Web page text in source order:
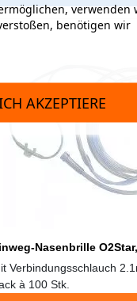
Nasenbrille
Verbindungsschlauch
à 100 Stk.
verwenden
benötigen wir
AKZEPTIERE